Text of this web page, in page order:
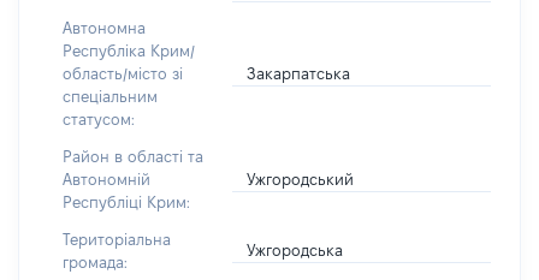
Автономна
Республіка Крим/
область/місто зі
спеціальним
статусом:
Закарпатська
Район в області та
Автономній
Республіці Крим:
Ужгородський
Територіальна
громада:
Ужгородська